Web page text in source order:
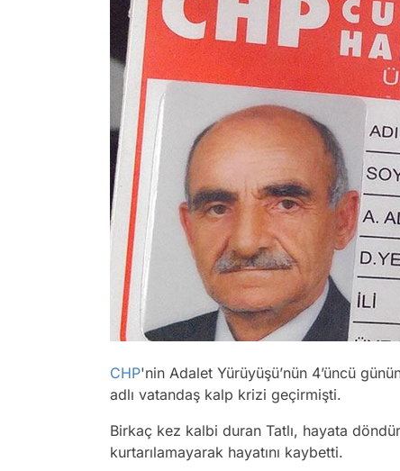
CHP'nin Adalet Yürüyüşü’nün 4’üncü
adlı vatandaş kalp krizi geçirmişti.
Birkaç kez kalbi duran Tatlı, hayata
kurtarılamayarak hayatını kaybetti.